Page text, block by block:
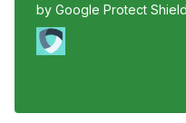
by Google Protect Shield